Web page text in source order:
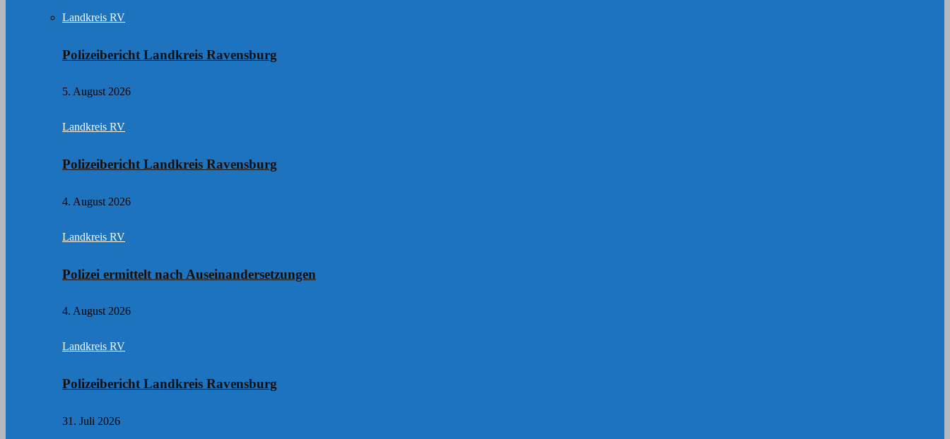
Landkreis RV
Polizeibericht Landkreis Ravensburg
5. August 2026
Landkreis RV
Polizeibericht Landkreis Ravensburg
4. August 2026
Landkreis RV
Polizei ermittelt nach Auseinandersetzungen
4. August 2026
Landkreis RV
Polizeibericht Landkreis Ravensburg
31. Juli 2026